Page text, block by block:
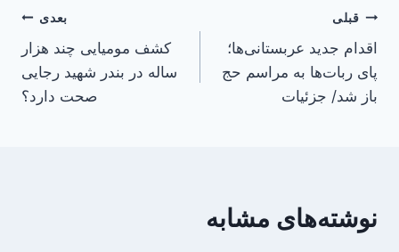
راهبری
نوشته
قبلی
اقدام جدید عربستانی‌ها؛
پای ربات‌ها به مراسم حج
باز شد/ جزئیات
بعدی
کشف مومیایی چند هزار
ساله در بندر شهید رجایی
صحت دارد؟
نوشته‌های مشابه